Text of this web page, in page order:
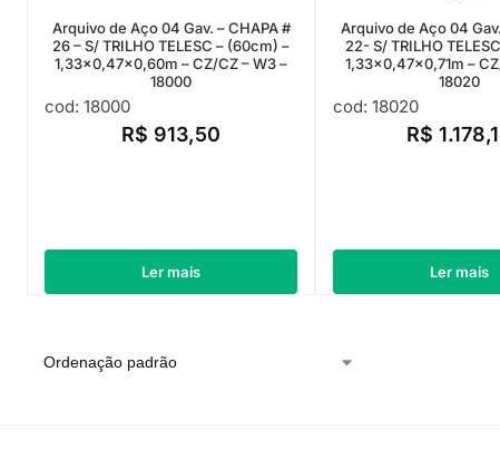
Arquivo de Aço 04 Gav. – CHAPA #
26 – S/ TRILHO TELESC – (60cm) –
1,33×0,47×0,60m – CZ/CZ – W3 –
18000
cod: 18000
R$ 913,50
Ler mais
Arquivo de Aço 04
22- S/ TRILHO
1,33×0,47×0,71m –
18020
cod: 18020
R$
Ler mais